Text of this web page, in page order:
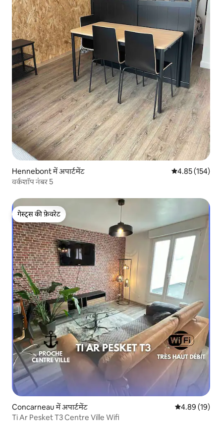
Hennebont में अपार्टमेंट औसत रेटिंग 5 में से
4.85 (154)
वर्कशॉप नंबर 5
गेस्ट्स की फ़ेवरेट
गेस्ट्स की फ़ेवरेट
Concarneau में अपार्टमेंट औसत रेटिंग 5 में
4.89 (19)
Ti Ar Pesket T3 Centre Ville Wifi